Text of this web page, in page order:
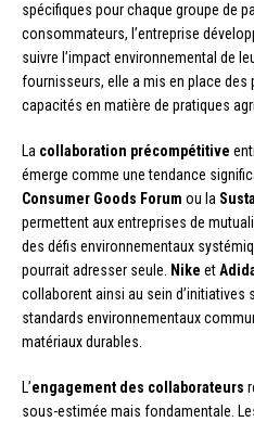
spécifiques pour chaque groupe de
consommateurs, l’entreprise
suivre l’impact environnemental de
fournisseurs, elle a mis en place
capacités en matière de pratiques
La collaboration précompétitive
émerge comme une tendance
Consumer Goods Forum ou la
permettent aux entreprises de
des défis environnementaux
pourrait adresser seule.
Nike et
collaborent ainsi au sein d’initiatives
standards environnementaux
matériaux durables.
L’engagement des collaborateurs
sous-estimée mais fondamentale.